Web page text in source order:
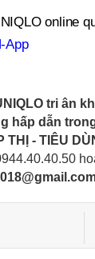
online
App
tri ân
hấp dẫn
THỊ - TIÊU